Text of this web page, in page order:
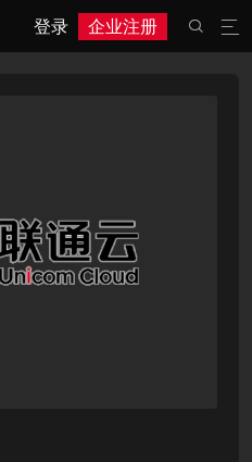
登录 企业注册 
